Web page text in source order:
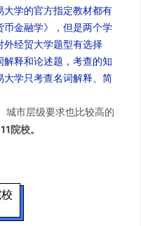
学的官方指定教材都有
币金融学》，但是两个学
外经贸大学题型有选择
释和论述题，考查的知
学只考查名词解释、简
城市层级要求也比较高的
院校。